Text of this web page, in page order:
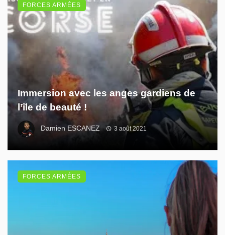
Immersion avec les anges gardiens de
l’île de beauté !
Damien ESCANEZ 3 août 2021
FORCES ARMÉES
FORCES ARMÉES